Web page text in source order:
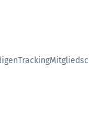
Tracking